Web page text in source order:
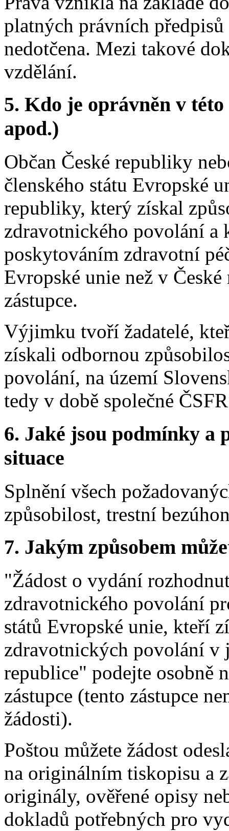
platných právních
nedotčena. Mezi takové
vzdělání.
5. Kdo je oprávněn v
apod.)
Občan České republiky
členského státu Evropské
republiky, který získal
zdravotnického povolání
poskytováním zdravotní
Evropské unie než v
zástupce.
Výjimku tvoří žadatelé,
získali odbornou
povolání, na území
tedy v době společné
6. Jaké jsou podmínky a
situace
Splnění všech
způsobilost, trestní
7. Jakým způsobem
"Žádost o vydání
zdravotnického povolání
států Evropské unie, kteří
zdravotnických povolání v
republice" podejte osobně
zástupce (tento zástupce
žádosti).
Poštou můžete žádost
na originálním tiskopisu a
originály, ověřené opisy
dokladů potřebných pro